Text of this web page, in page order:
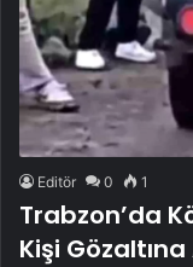
Editör 0 1
Trabzon’da
Kişi Gözaltına